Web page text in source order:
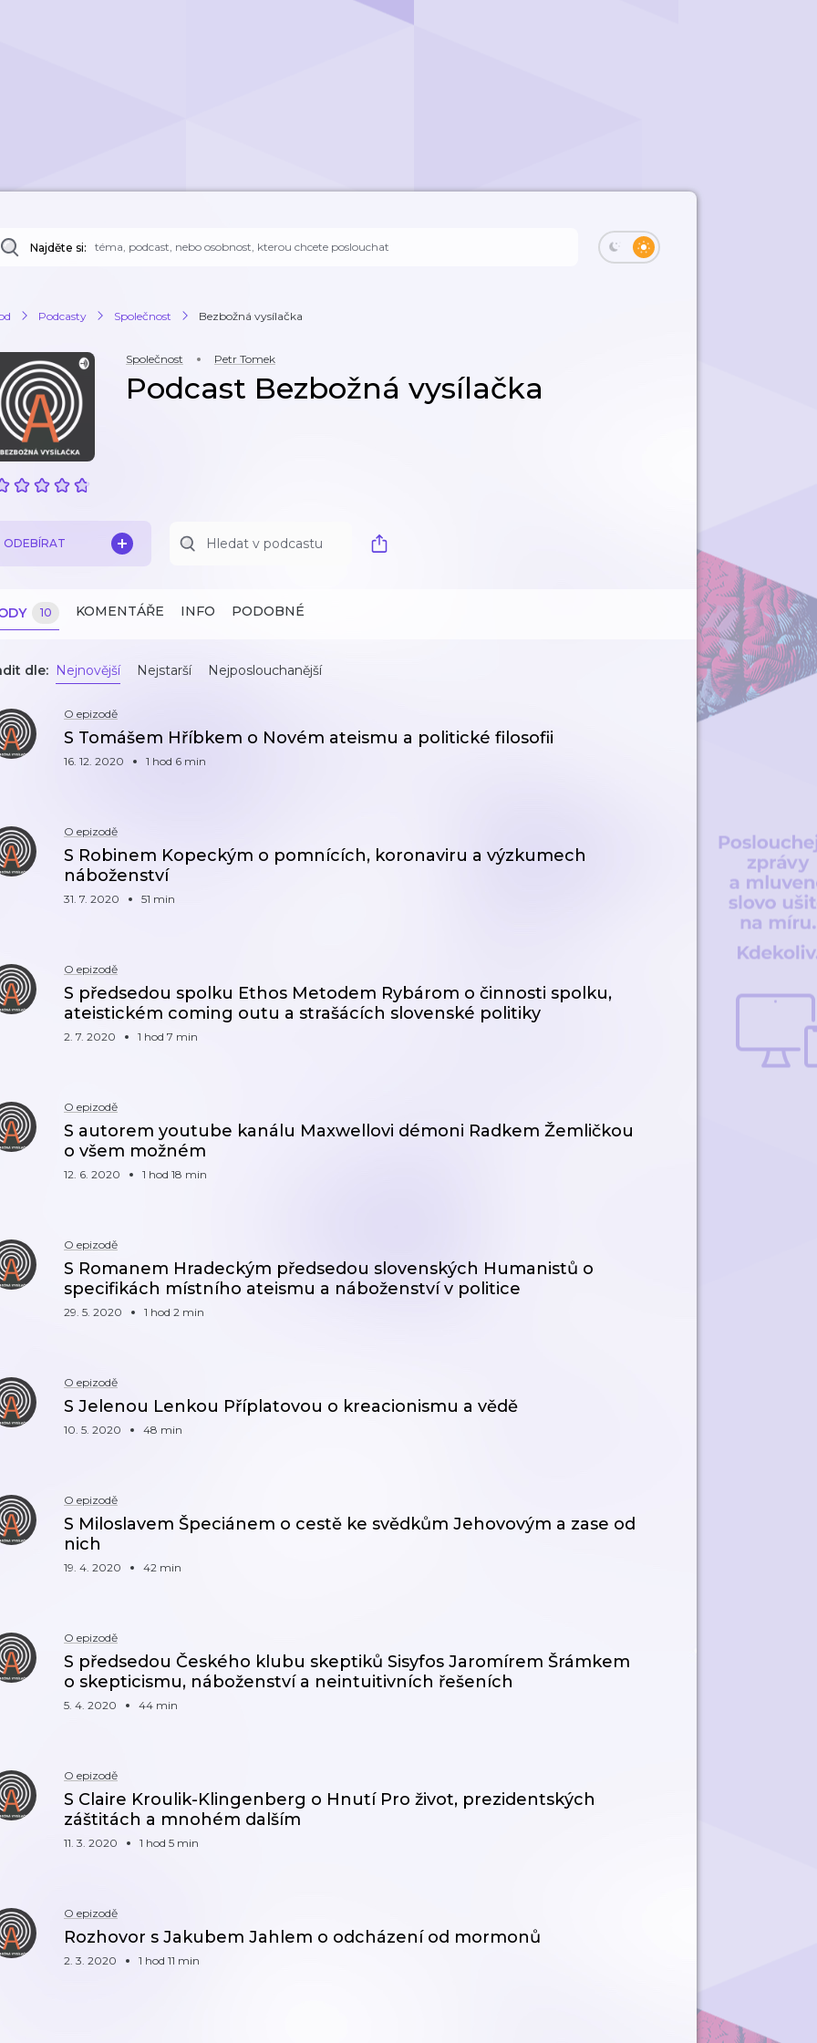
Najděte si:
Podcasty Společnost Bezbožná vysílačka
Společnost Petr Tomek
Podcast Bezbožná vysílačka
ODEBÍRAT
10 KOMENTÁŘE INFO PODOBNÉ
dle: Nejnovější Nejstarší Nejposlouchanější
O epizodě
S Tomášem Hříbkem o Novém ateismu a politické filosofii
16. 12. 2020 1 hod 6 min
O epizodě
S Robinem Kopeckým o pomnících, koronaviru a výzkumech
náboženství
31. 7. 2020 51 min
O epizodě
S předsedou spolku Ethos Metodem Rybárom o činnosti spolku,
ateistickém coming outu a strašácích slovenské politiky
2. 7. 2020 1 hod 7 min
O epizodě
S autorem youtube kanálu Maxwellovi démoni Radkem Žemličkou
o všem možném
12. 6. 2020 1 hod 18 min
O epizodě
S Romanem Hradeckým předsedou slovenských Humanistů o
specifikách místního ateismu a náboženství v politice
29. 5. 2020 1 hod 2 min
O epizodě
S Jelenou Lenkou Příplatovou o kreacionismu a vědě
10. 5. 2020 48 min
O epizodě
S Miloslavem Špeciánem o cestě ke svědkům Jehovovým a zase od
nich
19. 4. 2020 42 min
O epizodě
S předsedou Českého klubu skeptiků Sisyfos Jaromírem Šrámkem
o skepticismu, náboženství a neintuitivních řešeních
5. 4. 2020 44 min
O epizodě
S Claire Kroulik-Klingenberg o Hnutí Pro život, prezidentských
záštitách a mnohém dalším
11. 3. 2020 1 hod 5 min
O epizodě
Rozhovor s Jakubem Jahlem o odcházení od mormonů
2. 3. 2020 1 hod 11 min